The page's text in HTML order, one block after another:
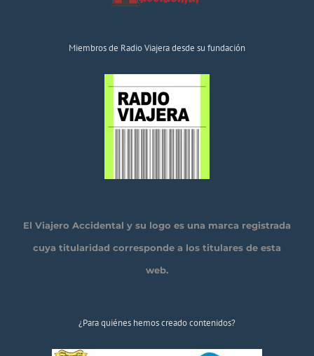
Miembros de Radio Viajera desde su fundación
El Viajero Accidental y su logo es una marca registrada
cuya titularidad corresponde a los titulares de esta
web.
¿Para quiénes hemos creado contenidos?